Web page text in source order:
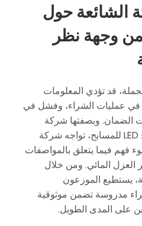
الشائعة حول
وجهة نظر
قد تؤدي المعلومات
في عمليات الشراء، وفشل في
الضمان. وبصفتها شركة
متخصصة في تصنيع مصابيح LED للمسابح، تواجه شركة
فهم فيما يتعلق بالمواصفات
العزل المائي. ومن خلال
يستطيع الموزعون
مدروسة تضمن موثوقية
على المدى الطويل.